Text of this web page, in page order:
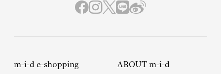
m-i-d e-shopping ABOUT m-i-d